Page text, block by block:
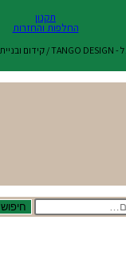
תקנון
החלפות והחזרות
חיפוש